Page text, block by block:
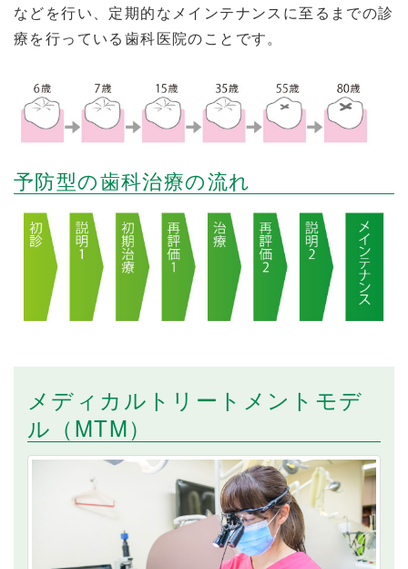
などを行い、定期的なメインテナンスに至るまでの診
療を行っている歯科医院のことです。
予防型の歯科治療の流れ
メディカルトリートメントモデ
ル（MTM）